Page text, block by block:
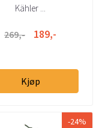
Kähler ...
269,- 189,-
Kjøp
-24%